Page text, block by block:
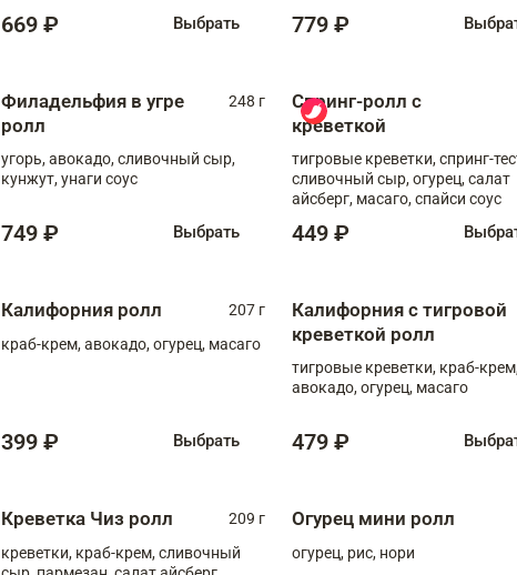
669 ₽ Выбрать 779 ₽
Филадельфия в угре
ролл
248 г
угорь, авокадо, сливочный сыр,
кунжут, унаги соус
749 ₽ Выбрать
Спринг-ролл с
креветкой
тигровые креветки, спринг-
сливочный сыр, огурец, салат
айсберг, масаго, спайси соус
449 ₽
Калифорния ролл
207 г
краб-крем, авокадо, огурец, масаго
399 ₽ Выбрать
Калифорния с тигровой
креветкой ролл
тигровые креветки, краб-
авокадо, огурец, масаго
479 ₽
Креветка Чиз ролл
209 г
креветки, краб-крем, сливочный
Огурец мини ролл
огурец, рис, нори